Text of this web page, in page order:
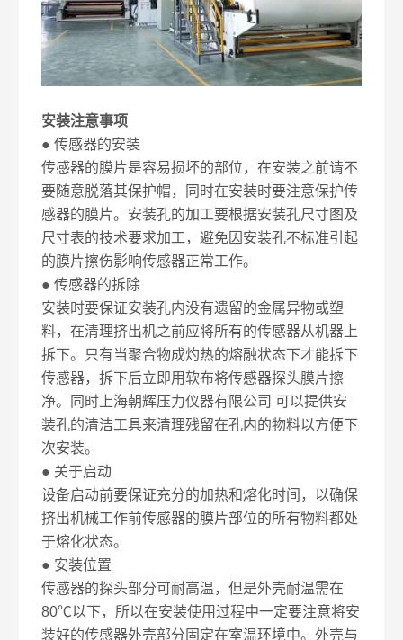
安装注意事项
● 传感器的安装
传感器的膜片是容易损坏的部位，在安装之前请不
要随意脱落其保护帽，同时在安装时要注意保护传
感器的膜片。安装孔的加工要根据安装孔尺寸图及
尺寸表的技术要求加工，避免因安装孔不标准引起
的膜片擦伤影响传感器正常工作。
● 传感器的拆除
安装时要保证安装孔内没有遗留的金属异物或塑
料，在清理挤出机之前应将所有的传感器从机器上
拆下。只有当聚合物成灼热的熔融状态下才能拆下
传感器，拆下后立即用软布将传感器探头膜片擦
净。同时上海朝辉压力仪器有限公司 可以提供安
装孔的清洁工具来清理残留在孔内的物料以方便下
次安装。
● 关于启动
设备启动前要保证充分的加热和熔化时间，以确保
挤出机械工作前传感器的膜片部位的所有物料都处
于熔化状态。
● 安装位置
传感器的探头部分可耐高温，但是外壳耐温需在
80℃以下，所以在安装使用过程中一定要注意将安
装好的传感器外壳部分固定在室温环境中。外壳与